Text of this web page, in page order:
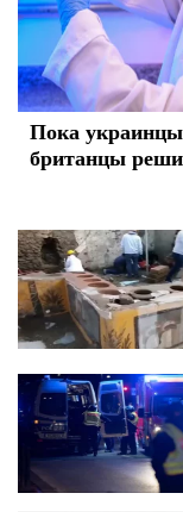
Пока
британцы